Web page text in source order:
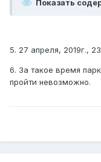
Показать
5. 27 апреля, 2019г.,
6. За такое время
пройти невозможно.